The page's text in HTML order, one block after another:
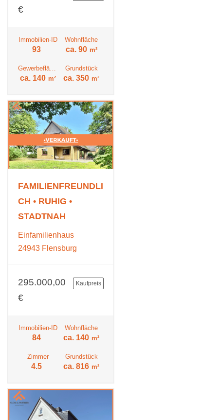
€
Immobilien-ID
93
Wohnfläche
ca. 90 m²
Gewerbefläche
ca. 140 m²
Grundstück
ca. 350 m²
FAMILIENFREUNDLI
CH • RUHIG •
STADTNAH
Einfamilienhaus
24943 Flensburg
295.000,00
€
Kaufpreis
Immobilien-ID
84
Wohnfläche
ca. 140 m²
Zimmer
4.5
Grundstück
ca. 816 m²